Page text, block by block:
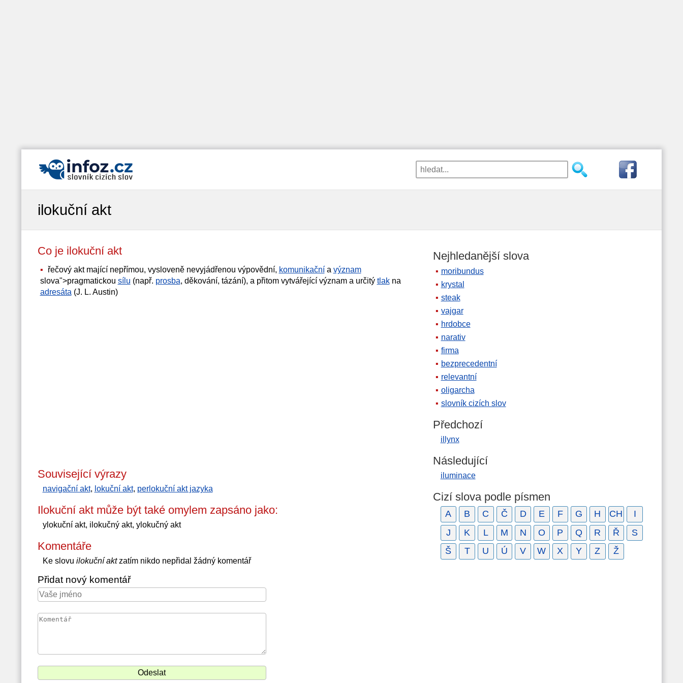
ilokuční akt
Co je ilokuční akt
řečový akt mající nepřímou, vysloveně nevyjádřenou výpovědní, komunikačnía význam
slova">pragmatickou sílu (např. prosba, děkování, tázání), a přitom vytvářející význam a určitý tlakna
adresáta (J. L. Austin)
Související výrazy
navigační akt, lokuční akt, perlokuční akt jazyka
Ilokuční akt může být také omylem zapsáno jako:
ylokuční akt, ilokučný akt, ylokučný akt
Komentáře
Ke slovu ilokuční aktzatím nikdo nepřidal žádný komentář
Přidat nový komentář
Nejhledanější slova
moribundus
krystal
steak
vajgar
hrdobce
narativ
firma
bezprecedentní
relevantní
oligarcha
slovník cizích slov
Předchozí
illynx
Následující
iluminace
Cizí slova podle písmen
A B C Č D E F G H CH
I
J
K L M N O P Q R Ř
S
Š
T U Ú V W X Y Z Ž